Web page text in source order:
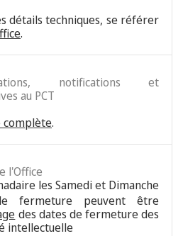
détails techniques, se référer
.
notifications et
au PCT
complète.
l'Office
les Samedi et Dimanche
fermeture peuvent être
des dates de fermeture des
intellectuelle